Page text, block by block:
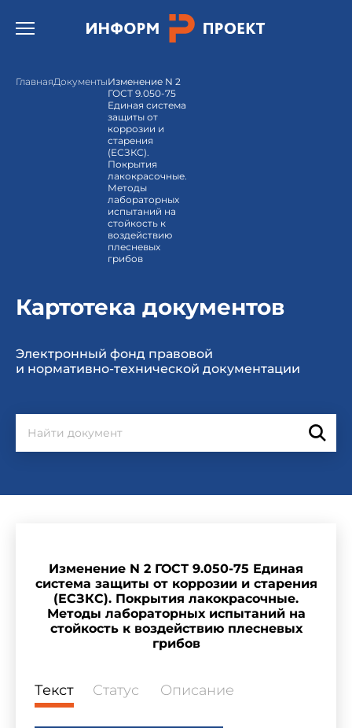
Открыть бургер меню.
ГлавнаяДокументыИзменение N 2
ГОСТ 9.050-75
Единая система
защиты от
коррозии и
старения
(ЕСЗКС).
Покрытия
лакокрасочные.
Методы
лабораторных
испытаний на
стойкость к
воздействию
плесневых
грибов
Картотека документов
Электронный фонд правовой
и нормативно-технической документации
Изменение N 2 ГОСТ 9.050-75 Единая
система защиты от коррозии и старения
(ЕСЗКС). Покрытия лакокрасочные.
Методы лабораторных испытаний на
стойкость к воздействию плесневых
грибов
Текст Статус Описание